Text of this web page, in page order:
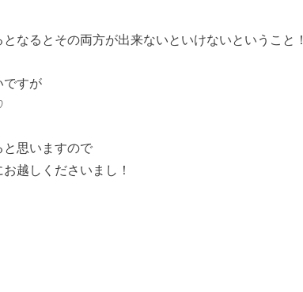
なるとその両方が出来ないと いけないということ！
ですが
思いますので
越しくださいまし！